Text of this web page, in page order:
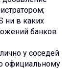
ни в каких
банков
у соседей
официальному